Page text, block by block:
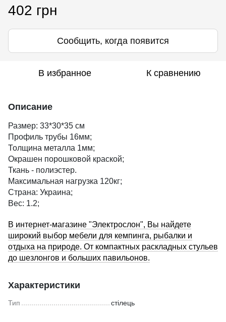
402 грн
Сообщить, когда появится
В избранное К сравнению
Описание
Размер: 33*30*35 см
Профиль трубы 16мм;
Толщина металла 1мм;
Окрашен порошковой краской;
Ткань - полиэстер.
Максимальная нагрузка 120кг;
Страна: Украина;
Вес: 1.2;
В интернет-магазине "Электрослон", Вы найдете
широкий выбор мебели для кемпинга, рыбалки и
отдыха на природе. От компактных раскладных стульев
до шезлонгов и больших павильонов.
Характеристики
Тип стілець